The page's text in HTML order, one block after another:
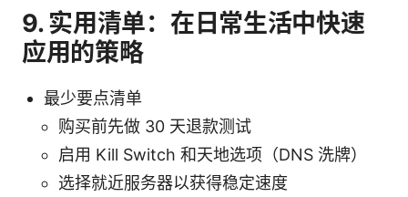
9. 实用清单：在日常生活中快速
应用的策略
最少要点清单
购买前先做 30 天退款测试
启用 Kill Switch 和天地选项（DNS 洗牌）
选择就近服务器以获得稳定速度